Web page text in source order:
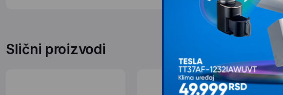
Slični proizvodi